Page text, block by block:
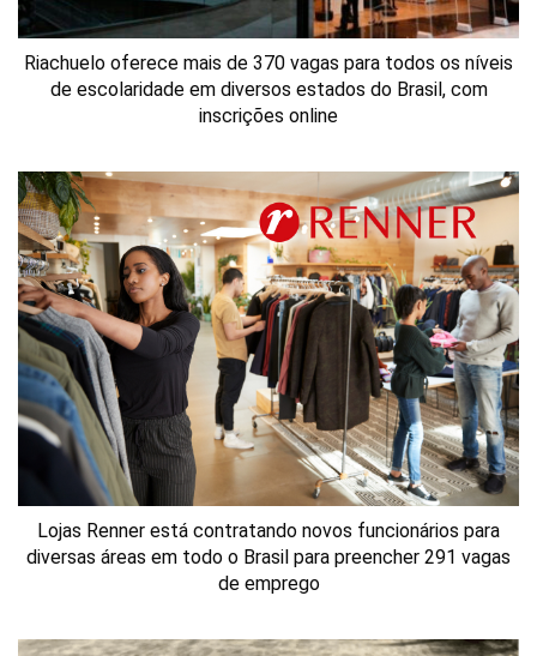
Riachuelo oferece mais de 370 vagas para todos os níveis
de escolaridade em diversos estados do Brasil, com
inscrições online
Lojas Renner está contratando novos funcionários para
diversas áreas em todo o Brasil para preencher 291 vagas
de emprego